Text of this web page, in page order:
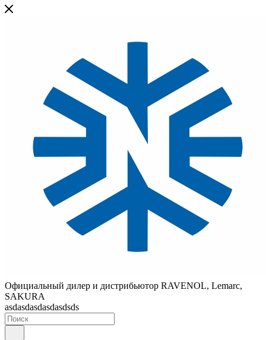
Официальный дилер и дистрибьютор RAVENOL, Lemarc,
SAKURA
asdasdasdasdasdsds